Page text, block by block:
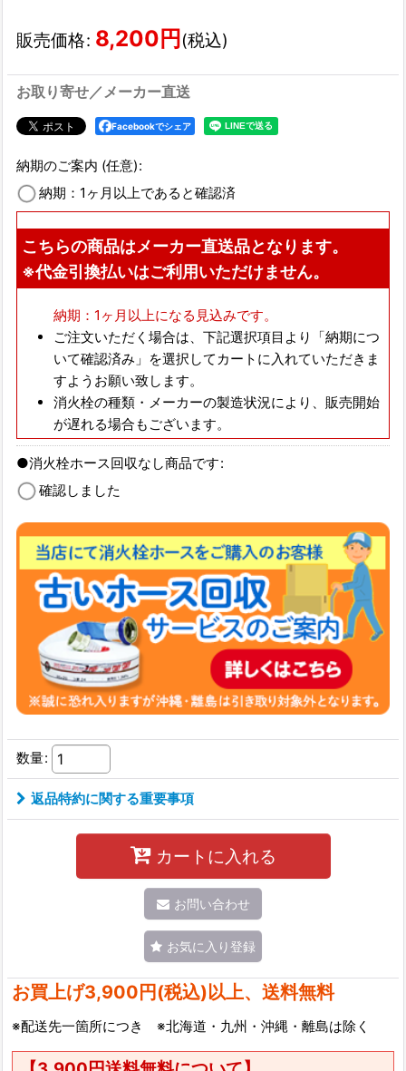
販売価格: 8,200 円 (税込)
お取り寄せ／メーカー直送
Facebookでシェア
納期のご案内 (任意):
納期：1ヶ月以上であると確認済
こちらの商品はメーカー直送品となります。
※代金引換払いはご利用いただけません。
納期：1ヶ月以上になる見込みです。
ご注文いただく場合は、下記選択項目より「納期につ
いて確認済み」を選択してカートに入れていただきま
すようお願い致します。
消火栓の種類・メーカーの製造状況により、販売開始
が遅れる場合もございます。
●消火栓ホース回収なし商品です:
確認しました
数量:
返品特約に関する重要事項
カートに入れる
お問い合わせ
お気に入り登録
お買上げ3,900円(税込)以上、送料無料
※配送先一箇所につき ※北海道・九州・沖縄・離島は除く